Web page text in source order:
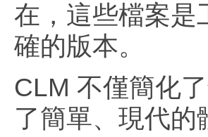
在，這些檔案是
確的版本。
CLM 不僅簡化
了簡單、現代的